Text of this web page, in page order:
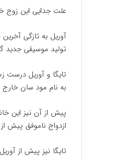
علت جدایی این زوج
آوریل به تازگی
تولید موسیقی جدید
تایگا و آوریل درست
به نام مود سان
ازدواج ناموفق پیش
تایگا نیز پیش از